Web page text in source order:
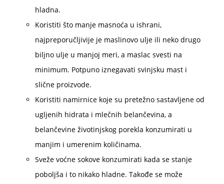
hladna.
Koristiti što manje masnoća u ishrani,
najpreporučljivije je maslinovo ulje ili neko drugo
biljno ulje u manjoj meri, a maslac svesti na
minimum. Potpuno iznegavati svinjsku mast i
slične proizvode.
Koristiti namirnice koje su pretežno sastavljene od
ugljenih hidrata i mlečnih belančevina, a
belančevine životinjskog porekla konzumirati u
manjim i umerenim količinama.
Sveže voćne sokove konzumirati kada se stanje
poboljša i to nikako hladne. Takođe se može